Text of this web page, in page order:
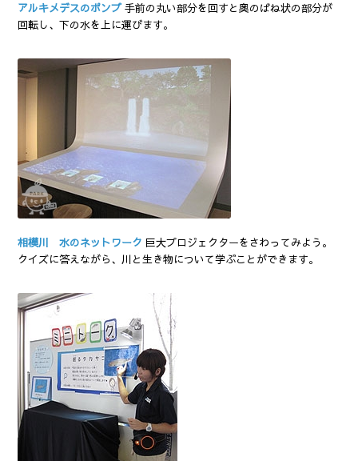
アルキメデスのポンプ 手前の丸い部分を回すと奥のばね状の部分が
回転し、下の水を上に運びます。
相模川 水のネットワーク 巨大プロジェクターをさわってみよう。
クイズに答えながら、川と生き物について学ぶことができます。